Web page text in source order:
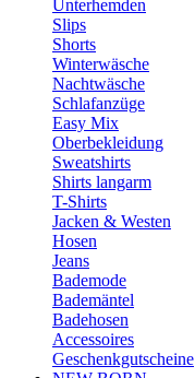
Unterhemden
Slips
Shorts
Winterwäsche
Nachtwäsche
Schlafanzüge
Easy Mix
Oberbekleidung
Sweatshirts
Shirts langarm
T-Shirts
Jacken & Westen
Hosen
Jeans
Bademode
Bademäntel
Badehosen
Accessoires
Geschenkgutscheine